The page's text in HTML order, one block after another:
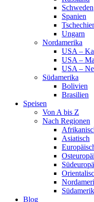
Schweden
Spanien
Ungarn
Nordamerika
USA –
USA –
USA –
Südamerika
Bolivien
Brasilien
Speisen
Von A bis Z
Nach Regionen
Asiatisch
Blog